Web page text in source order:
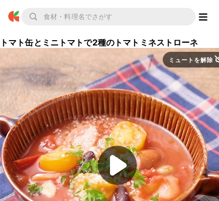
トマト缶とミニトマトで2種のトマトミネストローネ
ミュートを解除